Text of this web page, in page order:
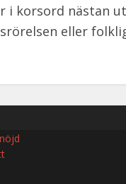
i korsord nästan
eller